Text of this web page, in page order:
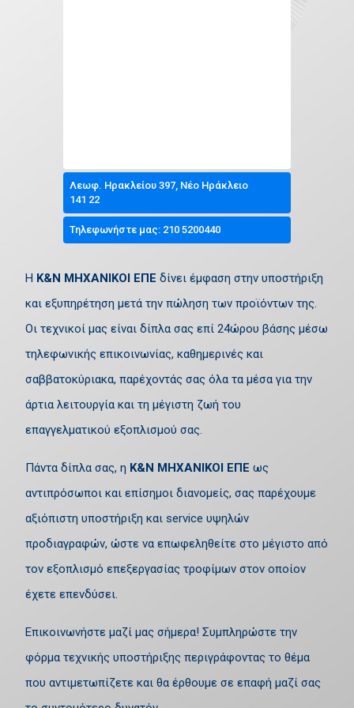
Λεωφ. Ηρακλείου 397, Νέο Ηράκλειο
141 22
Τηλεφωνήστε μας: 210 5200440
Η Κ&Ν ΜΗΧΑΝΙΚΟΙ ΕΠΕ δίνει έμφαση στην υποστήριξη
και εξυπηρέτηση μετά την πώληση των προϊόντων της.
Οι τεχνικοί μας είναι δίπλα σας επί 24ώρου βάσης μέσω
τηλεφωνικής επικοινωνίας, καθημερινές και
σαββατοκύριακα, παρέχοντάς σας όλα τα μέσα για την
άρτια λειτουργία και τη μέγιστη ζωή του
επαγγελματικού εξοπλισμού σας.
Πάντα δίπλα σας, η Κ&Ν ΜΗΧΑΝΙΚΟΙ ΕΠΕ ως
αντιπρόσωποι και επίσημοι διανομείς, σας παρέχουμε
αξιόπιστη υποστήριξη και service υψηλών
προδιαγραφών, ώστε να επωφεληθείτε στο μέγιστο από
τον εξοπλισμό επεξεργασίας τροφίμων στον οποίον
έχετε επενδύσει.
Επικοινωνήστε μαζί μας σήμερα! Συμπληρώστε την
φόρμα τεχνικής υποστήριξης περιγράφοντας το θέμα
που αντιμετωπίζετε και θα έρθουμε σε επαφή μαζί σας